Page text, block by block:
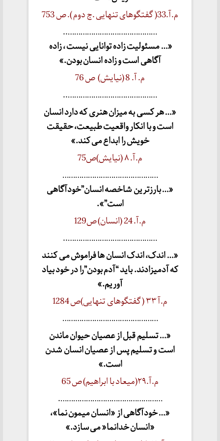
م.آ.33( گفتگوهای تنهایی .ج دوم ). ص 753
……………………………………..
«… مسئولیت زاده توانایی نیست ، زاده
آگاهی است و زاده انسان بودن.»
م. آ. 8 (نیایش) ص 76
……………………………………..
«… هر کسی به میزان هنری که دارد انسان
است و با انکار واقعیت طبیعت، حقیقت
خویش را ابداع می کند.»
م.آ. ۸ (نیایش)ص75
………………………………………
«… بارزترین شاخصه انسان”خودآگاهی
است”».
م.آ. 24 (انسان) ص129
……………………………………..
«… اندک، اندک انسان ها فراموش می کنند
که آدمیزادند. باید “آدم بودن”را در خود بیاد
آوریم.»
م.آ ۳۳ ( گفتگوهای تنهایی)ص 1284
………………………………………
«… تسلیم قبل از عصیان حیوان ماندن
است و تسلیم پس از عصیان انسان شدن
است.»
م.آ.۲۹(میعاد با ابراهیم) ص 65
………………………………………….
«… خودآگاهی از «انسان میمون نما»،
«انسان خدانما« می سازد.»